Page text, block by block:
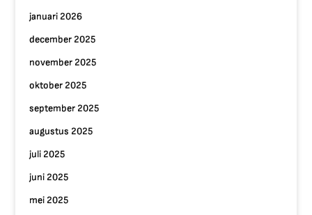
januari 2026
december 2025
november 2025
oktober 2025
september 2025
augustus 2025
juli 2025
juni 2025
mei 2025